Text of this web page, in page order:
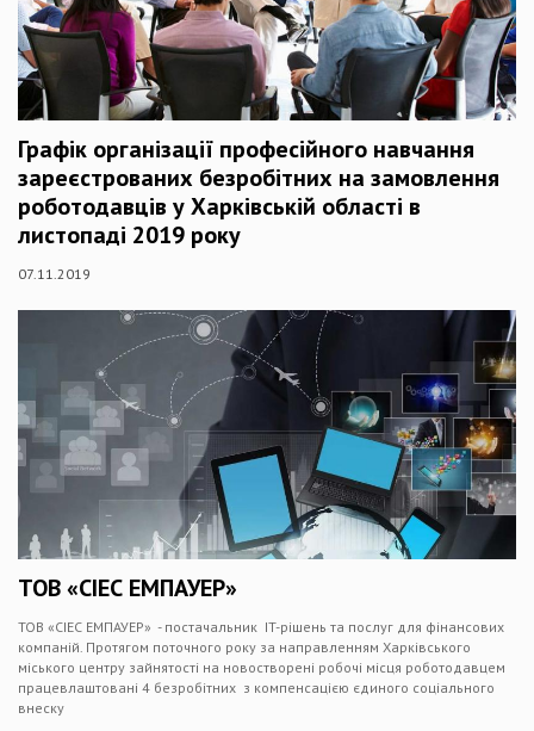
Графік організації професійного навчання
зареєстрованих безробітних на замовлення
роботодавців у Харківській області в
листопаді 2019 року
07.11.2019
ТОВ «СІЕС ЕМПАУЕР»
ТОВ «СІЕС ЕМПАУЕР» - постачальник IT-рішень та послуг для фінансових
компаній. Протягом поточного року за направленням Харківського
міського центру зайнятості на новостворені робочі місця роботодавцем
працевлаштовані 4 безробітних з компенсацією єдиного соціального
внеску